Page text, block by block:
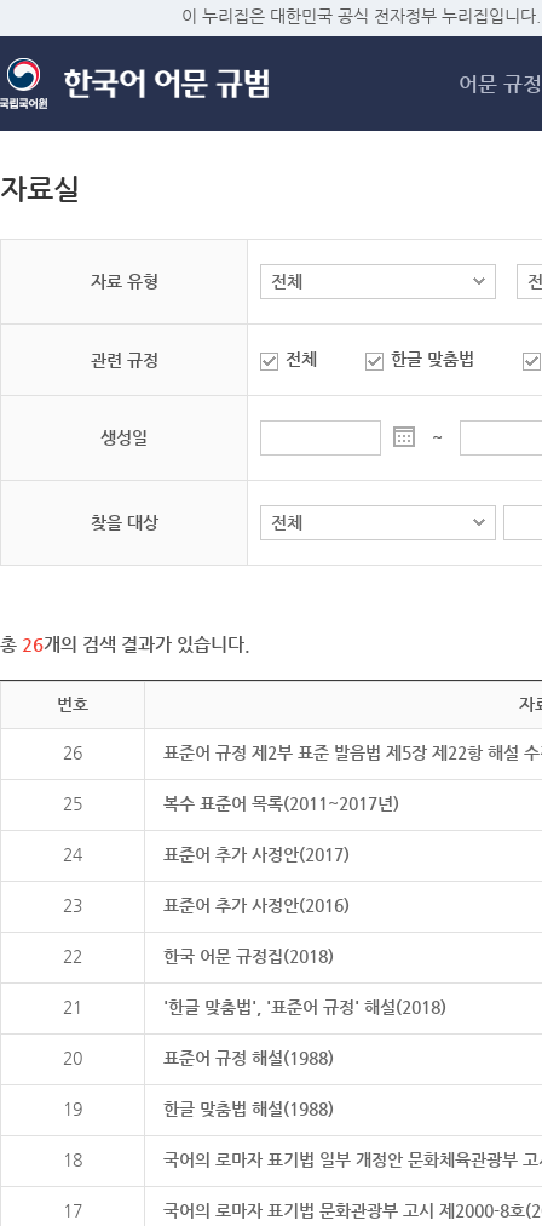
메
이 누리집은 대한민국 공식 전자정부 누리집입니다.
어문 규정
자료실
자료 유형
관련 규정 전체 한글 맞춤법
생성일 ~
찾을 대상
총 26개의 검색 결과가 있습니다.
번호 자
26 표준어 규정 제2부 표준 발음법 제5장 제22항 해설
25 복수 표준어 목록(2011~2017년)
24 표준어 추가 사정안(2017)
23 표준어 추가 사정안(2016)
22 한국 어문 규정집(2018)
21 '한글 맞춤법', '표준어 규정' 해설(2018)
20 표준어 규정 해설(1988)
19 한글 맞춤법 해설(1988)
18 국어의 로마자 표기법 일부 개정안 문화체육관광부
17 국어의 로마자 표기법 문화관광부 고시 제2000-8호